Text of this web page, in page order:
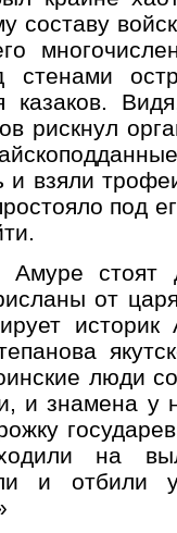
составу
рискнул
и взяли
под
Амуре стоят
от
люди
и знамена у
на
и